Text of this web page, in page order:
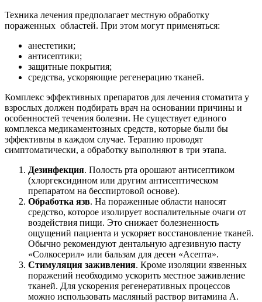
Техника лечения предполагает местную обработку
пораженных областей. При этом могут применяться:
анестетики;
антисептики;
защитные покрытия;
средства, ускоряющие регенерацию тканей.
Комплекс эффективных препаратов для лечения стоматита у
взрослых должен подбирать врач на основании причины и
особенностей течения болезни. Не существует единого
комплекса медикаментозных средств, которые были бы
эффективны в каждом случае. Терапию проводят
симптоматически, а обработку выполняют в три этапа.
Дезинфекция. Полость рта орошают антисептиком
(хлоргексидином или другим антисептическом
препаратом на бесспиртовой основе).
Обработка язв. На пораженные области наносят
средство, которое изолирует воспалительные очаги от
воздействия пищи. Это снижает болезненность
ощущений пациента и ускоряет восстановление тканей.
Обычно рекомендуют дентальную адгезивную пасту
«Солкосерил» или бальзам для десен «Асепта».
Стимуляция заживления. Кроме изоляции язвенных
поражений необходимо ускорить местное заживление
тканей. Для ускорения регенеративных процессов
можно использовать масляный раствор витамина А.